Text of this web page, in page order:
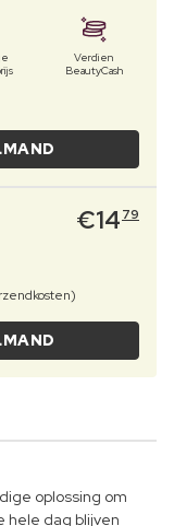
Verdien
BeautyCash
€14 79
oplossing om
hele dag blijven